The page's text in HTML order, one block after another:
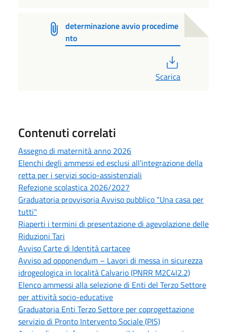
determinazione avvio procedime
nto
Scarica
Contenuti correlati
Assegno di maternità anno 2026
Elenchi degli ammessi ed esclusi all'integrazione della
retta per i servizi socio-assistenziali
Refezione scolastica 2026/2027
Graduatoria provvisoria Avviso pubblico "Una casa per
tutti"
Riaperti i termini di presentazione di agevolazione delle
Riduzioni Tari
Avviso Carte di Identità cartacee
Avviso ad opponendum – Lavori di messa in sicurezza
idrogeologica in località Calvario (PNRR M2C4I2.2)
Elenco ammessi alla selezione di Enti del Terzo Settore
per attività socio-educative
Graduatoria Enti Terzo Settore per coprogettazione
servizio di Pronto Intervento Sociale (PIS)